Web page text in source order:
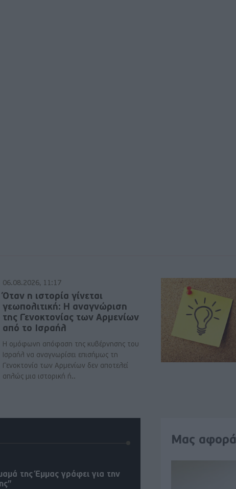
06.08.2026, 11:17
Όταν η ιστορία γίνεται
γεωπολιτική: Η αναγνώριση
της Γενοκτονίας των Αρμενίων
από το Ισραήλ
Η ομόφωνη απόφαση της κυβέρνησης του
Ισραήλ να αναγνωρίσει επισήμως τη
Γενοκτονία των Αρμενίων δεν αποτελεί
απλώς μια ιστορική ή..
της Έμμας γράφει για την
Μας αφορά